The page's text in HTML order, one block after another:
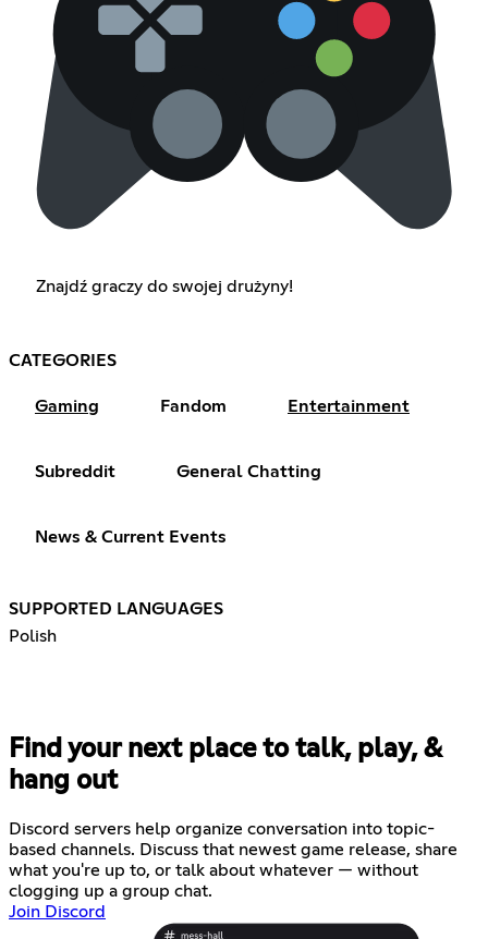
Znajdź graczy do swojej drużyny!
CATEGORIES
Gaming Fandom Entertainment
Subreddit General Chatting
News & Current Events
SUPPORTED LANGUAGES
Polish
Find your next place to talk, play, &
hang out
Discord servers help organize conversation into topic-
based channels. Discuss that newest game release, share
what you're up to, or talk about whatever — without
clogging up a group chat.
Join Discord